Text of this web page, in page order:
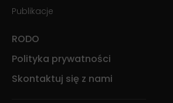
Publikacje
RODO
Polityka prywatności
Skontaktuj się z nami